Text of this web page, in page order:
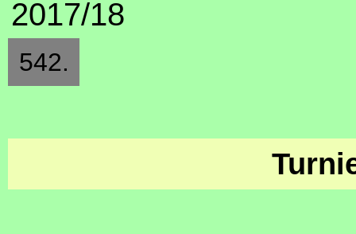
2017/18
542.